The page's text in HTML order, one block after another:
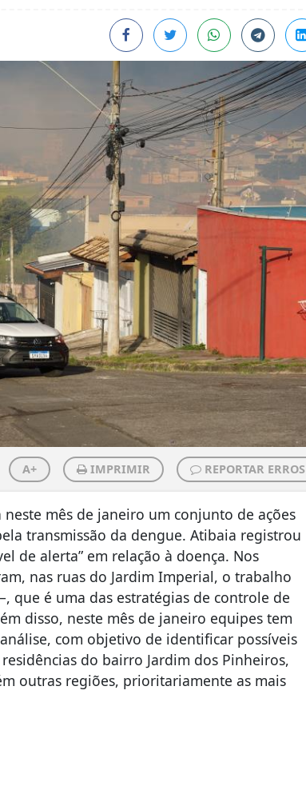
A+ IMPRIMIR REPORTAR ERROS
mês de janeiro um conjunto de ações
transmissão da dengue. Atibaia registrou
de alerta” em relação à doença. Nos
nas ruas do Jardim Imperial, o trabalho
que é uma das estratégias de controle de
disso, neste mês de janeiro equipes tem
com objetivo de identificar possíveis
do bairro Jardim dos Pinheiros,
outras regiões, prioritariamente as mais